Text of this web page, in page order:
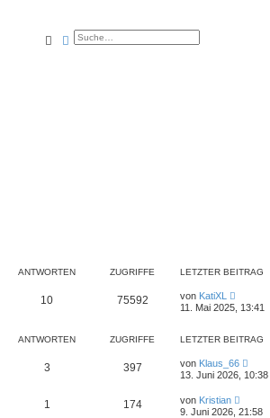
SucheErweiterte Suche
ANTWORTEN ZUGRIFFE LETZTER BEITRAG
10 75592 von KatiXL
11. Mai 2025, 13:41
ANTWORTEN ZUGRIFFE LETZTER BEITRAG
3 397 von Klaus_66
13. Juni 2026, 10:38
1 174 von Kristian
9. Juni 2026, 21:58